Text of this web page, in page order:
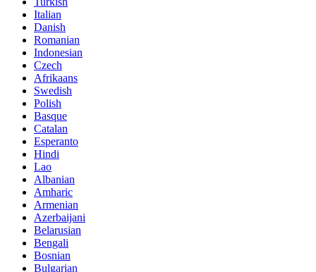
Italian
Danish
Romanian
Indonesian
Czech
Afrikaans
Swedish
Polish
Basque
Catalan
Esperanto
Hindi
Lao
Albanian
Amharic
Armenian
Azerbaijani
Belarusian
Bengali
Bosnian
Bulgarian